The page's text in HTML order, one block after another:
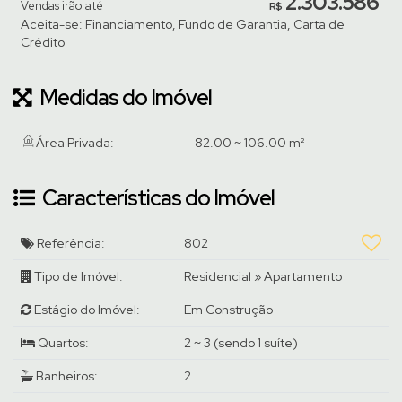
a vapor, sala de massagem, guarita no acesso praia, lava-pés,
box praia coletivo e bicicletário compartilhado.
R$
Vendas irão até
Aceita-se: Financiamento, Fundo de Garantia, Carta de
Crédito
Medidas do Imóvel
Área Privada: 82.00 ~ 106.00 m²
Características do Imóvel
Referência: 802
Tipo de Imóvel: Residencial »Apartamento
Estágio do Imóvel: Em Construção
Quartos: 2 ~ 3 (sendo 1 suíte)
Banheiros: 2